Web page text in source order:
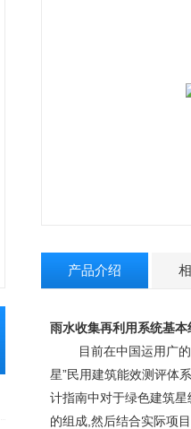
产品介绍
雨水收集再利用系统基本
目前在中国运用广的绿
星”民用建筑能效测评体
计指南中对于绿色建筑
的组成,然后结合实际项